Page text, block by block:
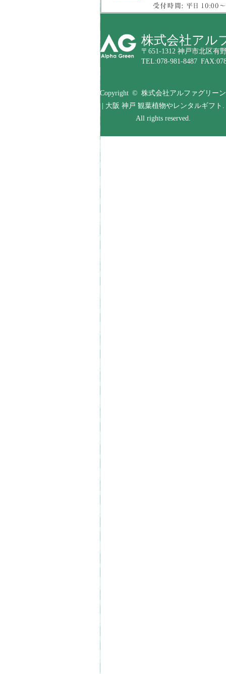
株式会社アル
〒651-1312 神戸市北区有
TEL:078-981-8487
Copyright © 株式会社アルファグリーン
| 大阪 神戸 観葉植物やレンタルギフト.
All rights reserved.